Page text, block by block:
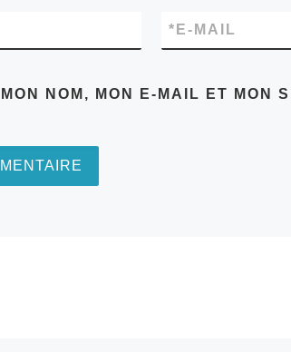
E-MAIL
*
NOM, MON E-MAIL ET MON